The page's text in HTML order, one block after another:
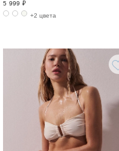
5 999 ₽
+2 цвета